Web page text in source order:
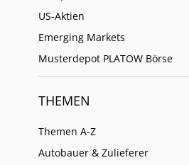
US-Aktien
Emerging Markets
Musterdepot PLATOW Börse
THEMEN
Themen A-Z
Autobauer & Zulieferer